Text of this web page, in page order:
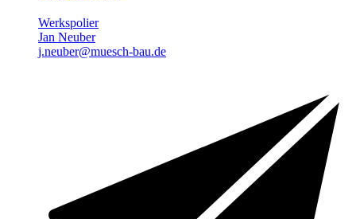
Werkspolier
Jan Neuber
j.neuber@muesch-bau.de